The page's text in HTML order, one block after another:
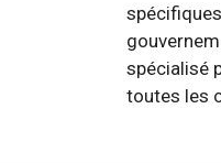
spécialisé
toutes les